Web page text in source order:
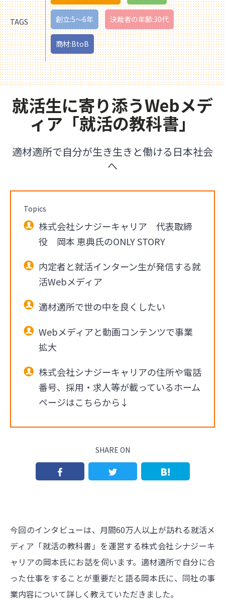
TAGS 創立:5〜6年 決裁者の年齢:30代
商材:BtoB
就活生に寄り添うWebメデ
ィア「就活の教科書」
適材適所で自分が生き生きと働ける日本社会
へ
Topics
株式会社シナジーキャリア 代表取締
役 岡本 恵典氏のONLY STORY
内定者と就活インターン生が発信する就
活Webメディア
適材適所で世の中を良くしたい
Webメディアと動画コンテンツで事業
拡大
株式会社シナジーキャリアの住所や電話
番号、採用・求人等が載っているホーム
ページはこちらから↓
SHARE ON
今回のインタビューは、月間60万人以上が訪れる就活メ
ディア「就活の教科書」を運営する株式会社シナジーキ
ャリアの岡本氏にお話を伺います。適材適所で自分に合
った仕事をすることが重要だと語る岡本氏に、同社の事
業内容について詳しく教えていただきました。